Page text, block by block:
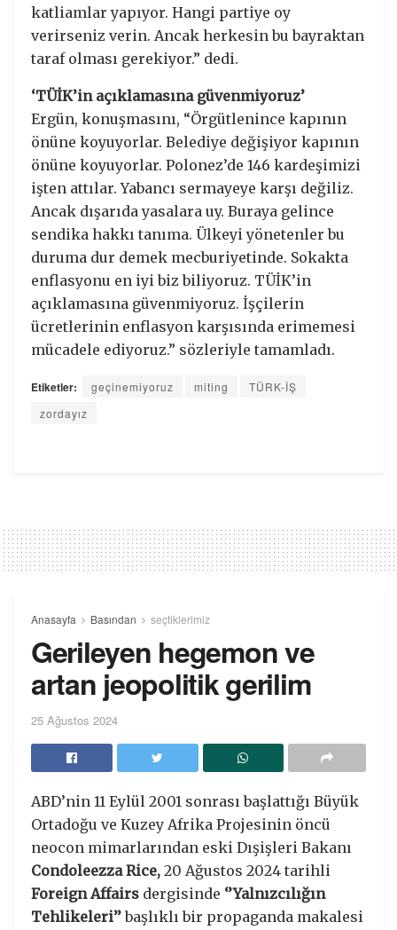
katliamlar yapıyor. Hangi partiye oy
verirseniz verin. Ancak herkesin bu bayraktan
taraf olması gerekiyor.” dedi.
‘TÜİK’in açıklamasına güvenmiyoruz’
Ergün, konuşmasını, “Örgütlenince kapının
önüne koyuyorlar. Belediye değişiyor kapının
önüne koyuyorlar. Polonez’de 146 kardeşimizi
işten attılar. Yabancı sermayeye karşı değiliz.
Ancak dışarıda yasalara uy. Buraya gelince
sendika hakkı tanıma. Ülkeyi yönetenler bu
duruma dur demek mecburiyetinde. Sokakta
enflasyonu en iyi biz biliyoruz. TÜİK’in
açıklamasına güvenmiyoruz. İşçilerin
ücretlerinin enflasyon karşısında erimemesi
mücadele ediyoruz.” sözleriyle tamamladı.
Etiketler: geçinemiyoruz miting
TÜRK-İŞ
zordayız
Anasayfa Basından seçtiklerimiz
Gerileyen hegemon ve
artan jeopolitik gerilim
25 Ağustos 2024
ABD’nin 11 Eylül 2001 sonrası başlattığı Büyük
Ortadoğu ve Kuzey Afrika Projesinin öncü
neocon mimarlarından eski Dışişleri Bakanı
Condoleezza Rice, 20 Ağustos 2024 tarihli
Foreign Affairs dergisinde ‘’Yalnızcılığın
Tehlikeleri’’başlıklı bir propaganda makalesi